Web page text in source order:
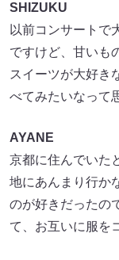
SHIZUKU
以前コンサートで
ですけど、甘いも
スイーツが大好き
べてみたいなって
AYANE
京都に住んでいた
地にあんまり行か
のが好きだったの
て、お互いに服を